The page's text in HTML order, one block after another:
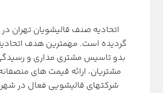
گردیده است. مهمترین هدف اتحادیه
بدو تاسیس مشتری مداری و
مشتریان، ارائه قیمت های
شرکتهای قالیشویی فعال در